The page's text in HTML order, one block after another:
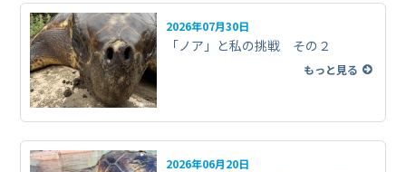
2026年07月30日
「ノア」と私の挑戦 その２
もっと見る
2026年06月20日